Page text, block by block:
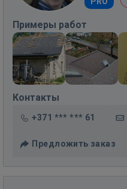
Примеры работ
Контакты
+371 *** *** 61
Предложить заказ